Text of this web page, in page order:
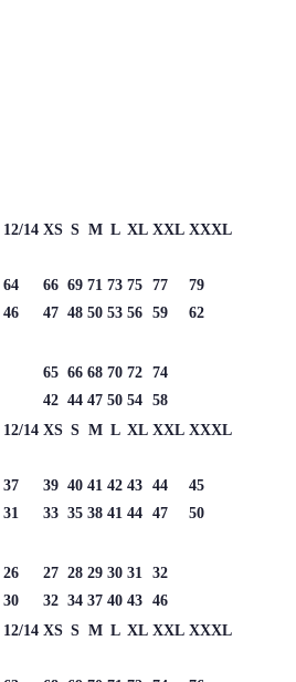
12/14 XS S M L XL XXL XXXL
64 66 69 71 73 75 77
79
46 47 48 50 53 56 59
62
65 66 68 70 72 74
42 44 47 50 54 58
12/14 XS S M L XL XXL XXXL
37 39 40 41 42 43 44
45
31 33 35 38 41 44 47
50
26 27 28 29 30 31
32
30 32 34 37 40 43 46
12/14 XS S M L XL XXL XXXL